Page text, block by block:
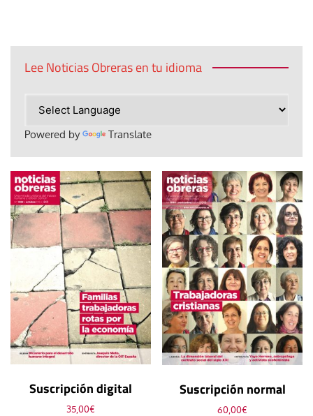
Lee Noticias Obreras en tu idioma
Powered by Translate
Suscripción digital
35,00€
Suscripción normal
60,00€